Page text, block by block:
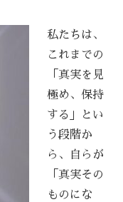
私たちは、
これまでの
「真実を見
極め、保持
する」とい
う段階か
ら、自らが
「真実その
ものにな